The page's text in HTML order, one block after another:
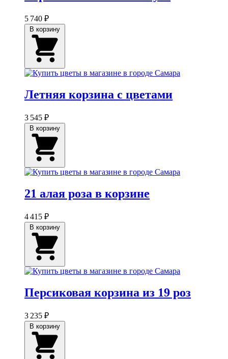
5 740 ₽
Летняя корзина с цветами
3 545 ₽
21 алая роза в корзине
4 415 ₽
Персиковая корзина из 19 роз
3 235 ₽